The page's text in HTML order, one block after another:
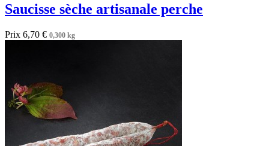
Saucisse sèche artisanale perche
Prix 6,70 € 0,300 kg